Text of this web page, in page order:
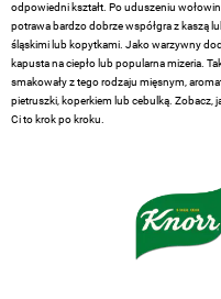
odpowiedni kształt. Po uduszeniu
potrawa bardzo dobrze współgra z kaszą
śląskimi lub kopytkami. Jako warzywny
kapusta na ciepło lub popularna mizeria.
smakowały z tego rodzaju mięsnym,
pietruszki, koperkiem lub cebulką. Zobacz,
Ci to krok po kroku.